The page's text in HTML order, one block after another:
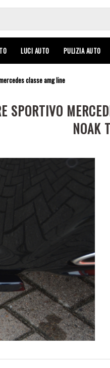
LUCI AUTO PULIZIA AUTO
classe amg line
SPORTIVO
NOAK